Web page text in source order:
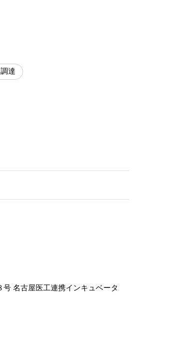
達
名古屋医工連携インキュベータ